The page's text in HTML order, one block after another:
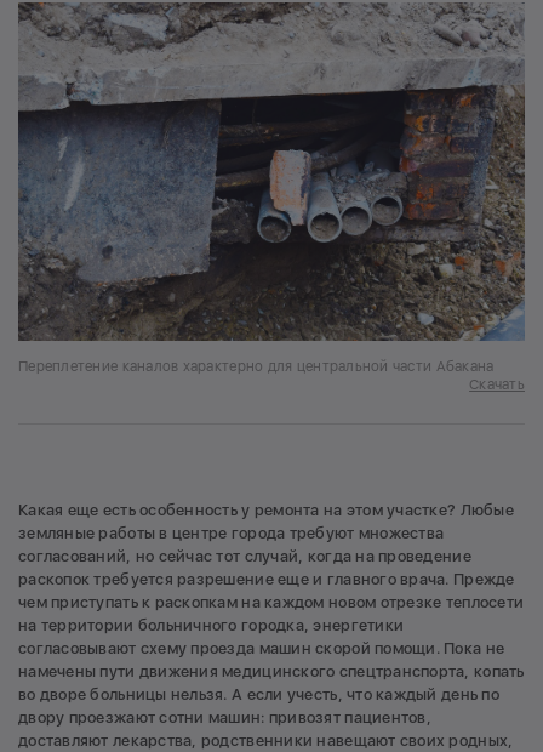
Переплетение каналов характерно для центральной части Абакана
Скачать
Какая еще есть особенность у ремонта на этом участке? Любые
земляные работы в центре города требуют множества
согласований, но сейчас тот случай, когда на проведение
раскопок требуется разрешение еще и главного врача. Прежде
чем приступать к раскопкам на каждом новом отрезке теплосети
на территории больничного городка, энергетики
согласовывают схему проезда машин скорой помощи. Пока не
намечены пути движения медицинского спецтранспорта, копать
во дворе больницы нельзя. А если учесть, что каждый день по
двору проезжают сотни машин: привозят пациентов,
доставляют лекарства, родственники навещают своих родных,